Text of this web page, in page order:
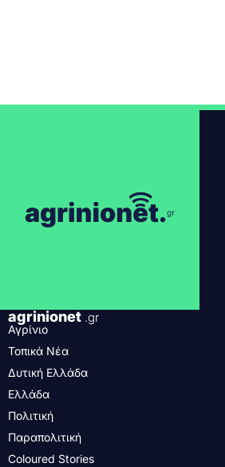
agrinionet .gr
Αγρίνιο
Τοπικά Νέα
Δυτική Ελλάδα
Ελλάδα
Πολιτική
Παραπολιτική
Coloured Stories